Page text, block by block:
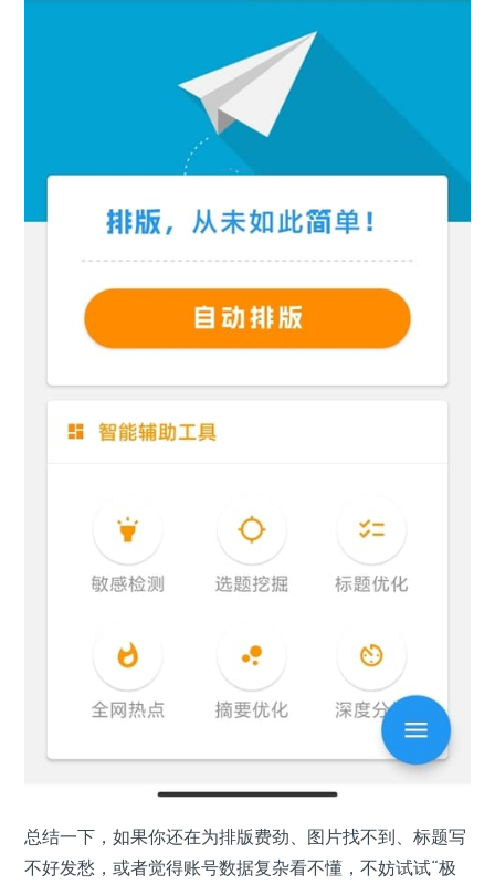
总结一下，如果你还在为排版费劲、图片找不到、标题写
不好发愁，或者觉得账号数据复杂看不懂，不妨试试“极